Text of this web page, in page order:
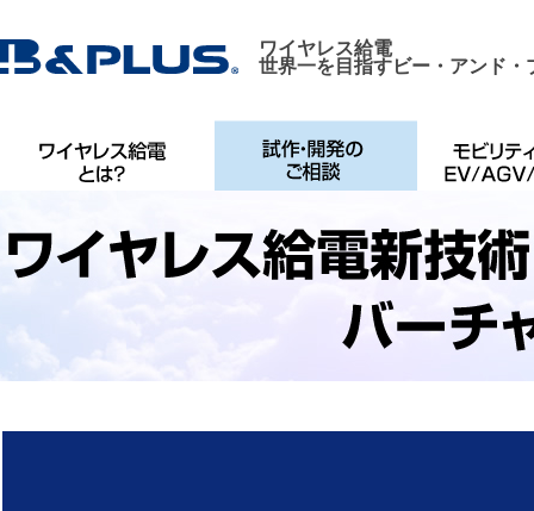
ワイヤレス給電
世界一を目指すビー・アンド・